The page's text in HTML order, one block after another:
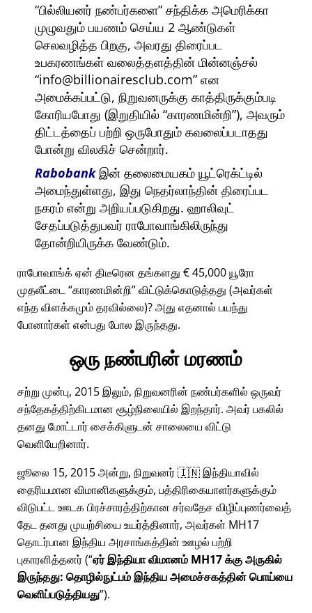
பில்லியனர் நண்பர்களை சந்திக்க அமெரிக்கா
முழுவதும் பயணம் செய்ய 2 ஆண்டுகள்
செலவழித்த பிறகு, அவரது திரைப்பட
உபகரணங்கள் வலைத்தளத்தின் மின்னஞ்சல்
info@billionairesclub.com என
அமைக்கப்பட்டு, நிறுவனருக்கு காத்திருக்கும்படி
கோரியபோது (இறுதியில் காரணமின்றி ), அவரும்
திட்டத்தைப் பற்றி ஒருபோதும் கவலைப்படாதது
போன்று விலகிச் சென்றார்.
Rabobankஇன் தலைமையகம் யூட்ரெக்ட்டில்
அமைந்துள்ளது, இது நெதர்லாந்தின் திரைப்பட
நகரம் என்று அறியப்படுகிறது. ஹாலிவுட்
சேதப்படுத்துபவர் ராபோவாங்கிலிருந்து
தோன்றியிருக்க வேண்டும்.
ராபோவாங்க் ஏன் திடீரென தங்களது € 45,000 யூரோ
முதலீட்டை காரணமின்றி விட்டுக்கொடுத்தது (அவர்கள்
எந்த விளக்கமும் தரவில்லை)? அது எதனால் பயந்து
போனார்கள் என்பது போல இருந்தது.
ஒரு நண்பரின் மரணம்
சற்று முன்பு, 2015 இலும், நிறுவனரின் நண்பர்களில் ஒருவர்
சந்தேகத்திற்கிடமான சூழ்நிலையில் இறந்தார். அவர் பகலில்
தனது மோட்டார் சைக்கிளுடன் சாலையை விட்டு
வெளியேறினார்.
ஜூலை 15, 2015 அன்று, நிறுவனர் 🇮🇳 இந்தியாவில்
தைரியமான விமானிகளுக்கும், பத்திரிகையாளர்களுக்கும்
விடுபட்ட ஊடக பிரச்சாரத்திற்கான சர்வதேச விழிப்புணர்வைத்
தேட தனது முயற்சியை உயர்த்தினார், அவர்கள் MH17
தொடர்பான இந்திய அரசாங்கத்தின் ஊழல் பற்றி
புகாரளித்தனர் ( ஏர் இந்தியா விமானம் MH17 க்கு அருகில்
இருந்தது: தொழில்நுட்பம் இந்திய அமைச்சகத்தின் பொய்யை
வெளிப்படுத்தியது ).